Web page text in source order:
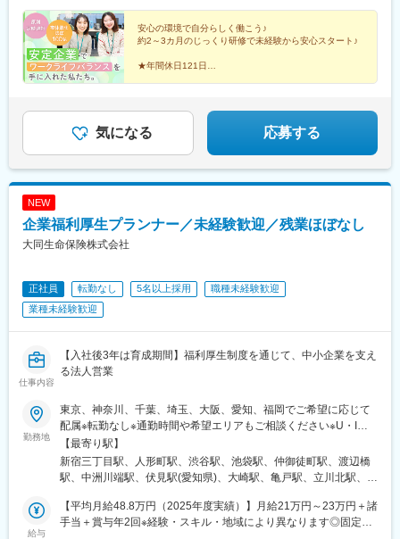
歩10分※希望勤務地に配属します。※家庭の事情等で転勤を希望す
る場合は相談に応じます。※受動喫煙対策：オフィス内禁煙／喫煙
室あり
安心の環境で自分らしく働こう♪
約2～3カ月のじっくり研修で未経験から安心スタート♪
★年間休日121日
★在宅勤務制度あり
★女性SVも活躍中！
気になる 応募する
NEW
企業福利厚生プランナー／未経験歓迎／残業ほぼなし
大同生命保険株式会社
正社員 転勤なし 5名以上採用
職種未経験歓迎
業種未経験歓迎
仕事内容
【入社後3年は育成期間】福利厚生制度を通じて、中小企業を支え
る法人営業
勤務地
東京、神奈川、千葉、埼玉、大阪、愛知、福岡でご希望に応じて
配属※転勤なし※通勤時間や希望エリアもご相談ください※U・Iタ
ーンも大歓迎【受動喫煙対策：あり／屋内全面禁煙】就業場所に
おける受動喫煙防止のための取り組みとして、本社・支社ともに
完全禁煙としています＼この仕事のポイント／★名刺交換から学
家族・友人・知人への営業なし（法人営業）★平均月給48.8万円
（固定給を土台に成果を収入へ反映）★17時退社・土日祝休み・
【最寄り駅】
新宿三丁目駅、人形町駅、渋谷駅、池袋駅、仲御徒町駅、渡辺橋
駅、中洲川端駅、伏見駅(愛知県)、大崎駅、亀戸駅、立川北駅、久
通り駅、新横浜駅、武蔵溝ノ口駅、京急川崎駅、藤沢駅、小田原
駅、平塚駅、横須賀中央駅、本厚木駅、矢部駅、船橋駅、柏駅、
給与
【平均月給48.8万円（2025年度実績）】月給21万円～23万円＋諸
手当＋賞与年2回※経験・スキル・地域により異なります◎固定給